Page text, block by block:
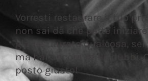
Vorresti restaurare il tuo
non sai da che parte
già restaurato qualcosa,
ma hai ancora mille dubbi.
posto giusto!